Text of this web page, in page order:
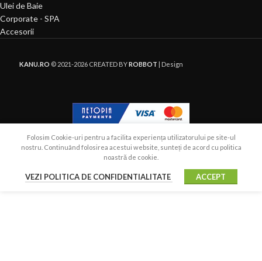
Ulei de Baie
Corporate - SPA
Accesorii
KANU.RO © 2021-2026 CREATED BYROBBOT | Design
Folosim Cookie-uri pentru a facilita experiența utilizatorului pe site-ul
nostru. Continuând folosirea acestui website, sunteți de acord cu politica
noastră de cookie.
VEZI POLITICA DE CONFIDENTIALITATE ACCEPT